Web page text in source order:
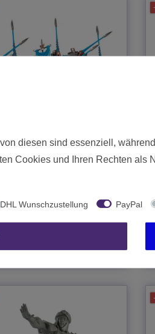
€
zzgl.Versand
diesen sind essenziell,
Cookies und Ihren Rechten als
DHL Wunschzustellung PayPal